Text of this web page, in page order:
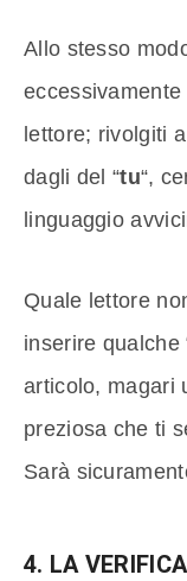
Allo stesso
eccessivamente
lettore; rivolgiti
dagli del “tu“,
linguaggio
Quale lettore
inserire qualche
articolo, magari
preziosa che ti
Sarà
4. LA